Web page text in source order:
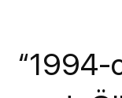
“1994-